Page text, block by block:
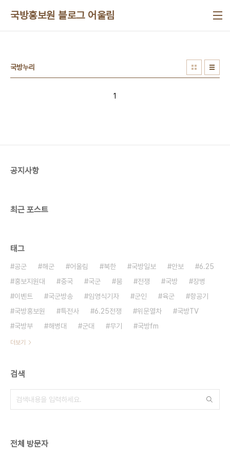
국방홍보원 블로그 어울림
국방누리
1
공지사항
최근 포스트
태그
공군 해군 어울림 북한 국방일보 안보
6.25
홍보지원대
중국 국군 붐 전쟁 국방
장병
이벤트
국군방송 임영식기자 군인 육군
항공기
국방홍보원
특전사 6.25전쟁 위문열차
국방TV
국방부
해병대 군대 무기 국방fm
더보기
검색
전체 방문자